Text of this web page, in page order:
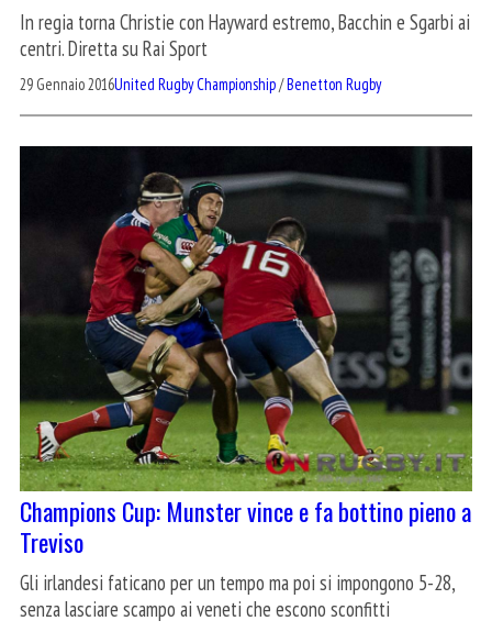
In regia torna Christie con Hayward estremo, Bacchin e Sgarbi ai
centri. Diretta su Rai Sport
29 Gennaio 2016United Rugby Championship/Benetton Rugby
Champions Cup: Munster vince e fa bottino pieno a
Treviso
Gli irlandesi faticano per un tempo ma poi si impongono 5-28,
senza lasciare scampo ai veneti che escono sconfitti